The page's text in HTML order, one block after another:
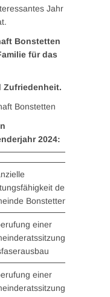
Jahr
Bonstetten
für das
Zufriedenheit.
Bonstetten
2024:
der
Bonstetten
einer
–
einer
–